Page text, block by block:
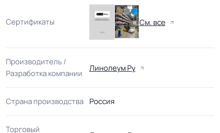
Сертификаты См. все
Производитель /
Разработка компании
Линолеум Ру
Страна производства Россия
Торговый